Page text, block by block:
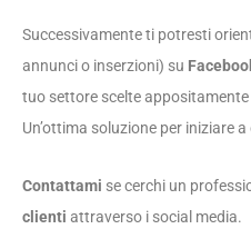
Successivamente ti potresti
annunci o inserzioni) su
tuo settore scelte
Un’ottima soluzione per iniziare
Contattami se cerchi un
clienti attraverso i social media.